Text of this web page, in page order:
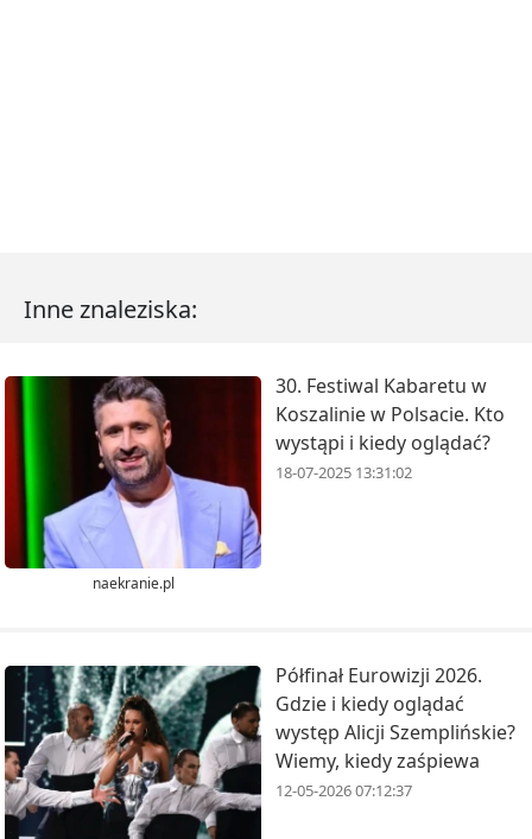
Inne znaleziska:
naekranie.pl
30. Festiwal Kabaretu w
Koszalinie w Polsacie. Kto
wystąpi i kiedy oglądać?
18-07-2025 13:31:02
Półfinał Eurowizji 2026.
Gdzie i kiedy oglądać
występ Alicji Szemplińskie?
Wiemy, kiedy zaśpiewa
12-05-2026 07:12:37